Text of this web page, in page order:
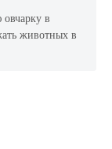
в
животных в